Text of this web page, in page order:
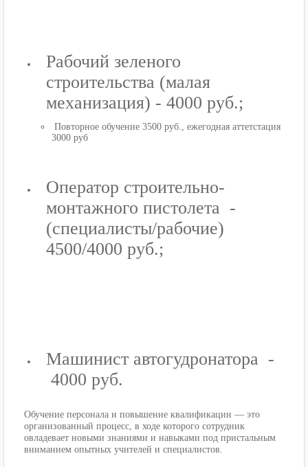
Рабочий зеленого
строительства (малая
механизация) - 4000 руб.;
Повторное обучение 3500 руб., ежегодная аттетстация
3000 руб
Оператор строительно-
монтажного пистолета -
(специалисты/рабочие)
4500/4000 руб.;
Машинист автогудронатора -
4000 руб.
Обучение персонала и повышение квалификации — это
организованный процесс, в ходе которого сотрудник
овладевает новыми знаниями и навыками под пристальным
вниманием опытных учителей и специалистов.